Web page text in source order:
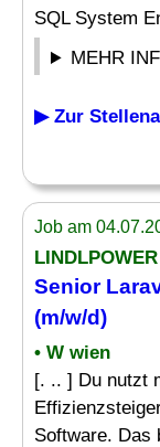
SQL System
MEHR
▶ Zur
Job am
Senior
(m/w/d)
• W wien
[. .. ] Du nutzt
Software. Das